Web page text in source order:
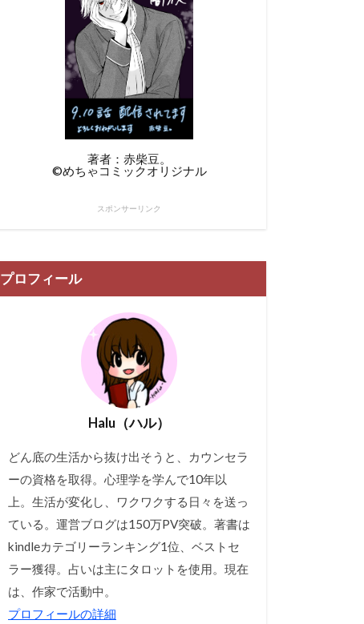
著者：赤柴豆。
©︎めちゃコミックオリジナル
スポンサーリンク
プロフィール
Halu（ハル）
どん底の生活から抜け出そうと、カウンセラ
ーの資格を取得。心理学を学んで10年以
上。生活が変化し、ワクワクする日々を送っ
ている。運営ブログは150万PV突破。著書は
kindleカテゴリーランキング1位、ベストセ
ラー獲得。占いは主にタロットを使用。現在
は、作家で活動中。
プロフィールの詳細